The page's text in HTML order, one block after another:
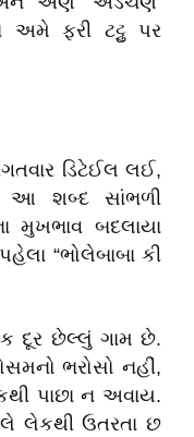
અમે ફરી ટટ્ટુ પર
ડિટેઈલ લઈ,
આ શબ્દ સાંભળી
મુખભાવ બદલાયા
“ભોલેબાબા કી
દૂર છેલ્લું ગામ છે.
ભરોસો નહીં,
પાછા ન અવાય.
લેકથી ઉતરતા છ